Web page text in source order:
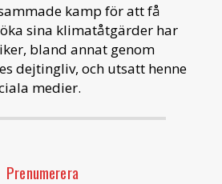
kamp för att få
sina klimatåtgärder har
bland annat genom
dejtingliv, och utsatt henne
medier.
Prenumerera